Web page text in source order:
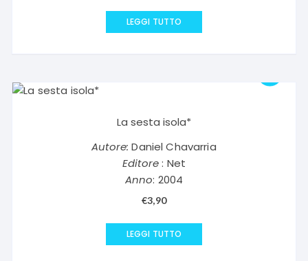
LEGGI TUTTO
La sesta isola*
Autore: Daniel Chavarria
Editore: Net
Anno: 2004
€3,90
LEGGI TUTTO